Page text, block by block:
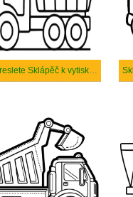
Nakreslete Sklápěč k vytisknutí